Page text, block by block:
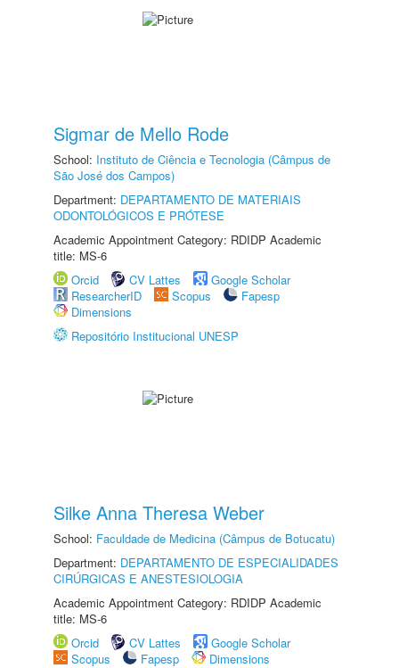
Sigmar de Mello Rode
School: Instituto de Ciência e Tecnologia (Câmpus de
São José dos Campos)
Department: DEPARTAMENTO DE MATERIAIS
ODONTOLÓGICOS E PRÓTESE
Academic Appointment Category: RDIDP Academic
title: MS-6
Orcid
CV Lattes
Google Scholar
ResearcherID
Scopus
Fapesp
Dimensions
Repositório Institucional UNESP
Silke Anna Theresa Weber
School: Faculdade de Medicina (Câmpus de Botucatu)
Department: DEPARTAMENTO DE ESPECIALIDADES
CIRÚRGICAS E ANESTESIOLOGIA
Academic Appointment Category: RDIDP Academic
title: MS-6
Orcid
CV Lattes
Google Scholar
Scopus
Fapesp Dimensions